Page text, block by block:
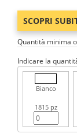
SCOPRI
Quantità minima
Indicare la
Bianco
1815 pz